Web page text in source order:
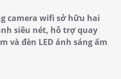
camera wifi sở hữu hai
siêu nét, hỗ trợ quay
và đèn LED ánh sáng ấm